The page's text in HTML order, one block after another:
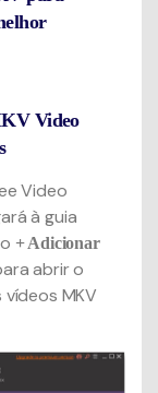
Video
Video
à guia
+ Adicionar
abrir o
MKV